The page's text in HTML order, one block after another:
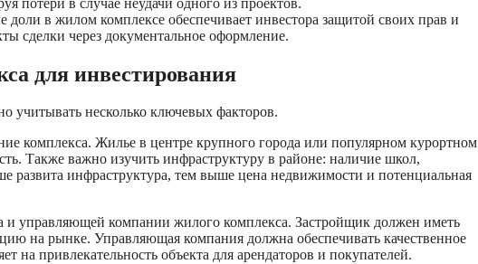
доли в жилом комплексе обеспечивает инвестора защитой своих прав и
сделки через документальное оформление.
для инвестирования
учитывать несколько ключевых факторов.
комплекса. Жилье в центре крупного города или популярном курортном
Также важно изучить инфраструктуру в районе: наличие школ,
развита инфраструктура, тем выше цена недвижимости и потенциальная
управляющей компании жилого комплекса. Застройщик должен иметь
на рынке. Управляющая компания должна обеспечивать качественное
на привлекательность объекта для арендаторов и покупателей.